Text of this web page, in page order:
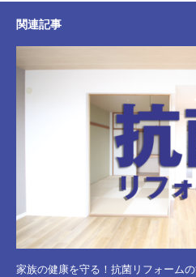
関連記事
家族の健康を守る！抗菌リフォーム